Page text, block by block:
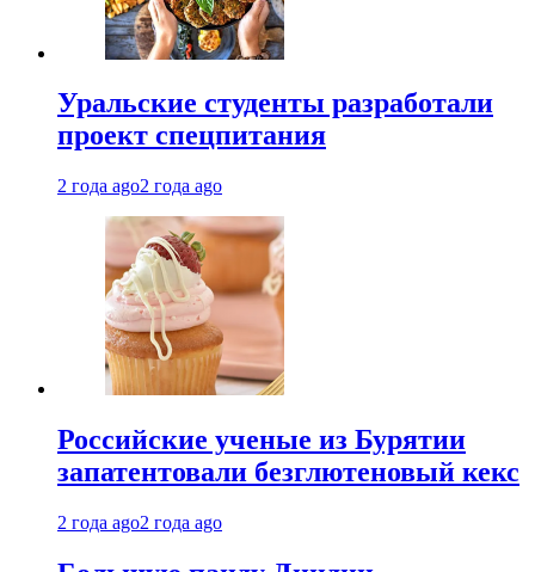
Уральские студенты разработали
проект спецпитания
2 года ago2 года ago
Российские ученые из Бурятии
запатентовали безглютеновый кекс
2 года ago2 года ago